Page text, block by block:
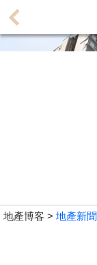
主
地產博客 > 地產新聞